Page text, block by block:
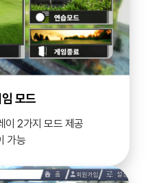
모드
이 2가지 모드 제공
가능